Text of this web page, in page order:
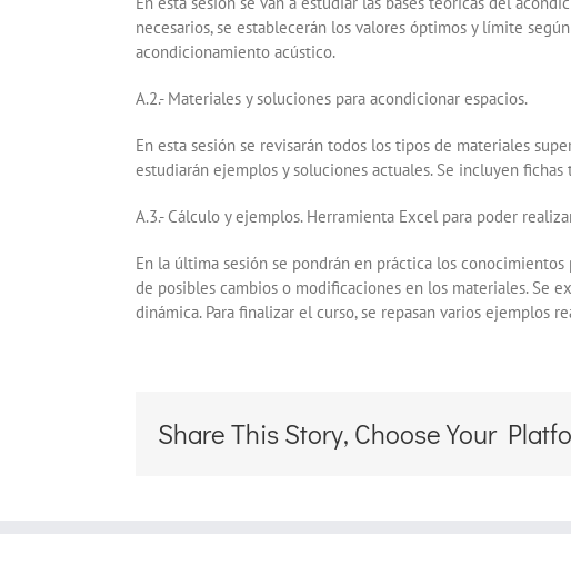
necesarios, se establecerán los valores óptimos y límite
acondicionamiento acústico.
A.2.- Materiales y soluciones para acondicionar espacios.
En esta sesión se revisarán todos los tipos de materiales
estudiarán ejemplos y soluciones actuales. Se incluyen
A.3.- Cálculo y ejemplos. Herramienta Excel para poder
En la última sesión se pondrán en práctica los
de posibles cambios o modificaciones en los materiales. Se
dinámica. Para finalizar el curso, se repasan varios ejemplos
Share This Story, Choose Your